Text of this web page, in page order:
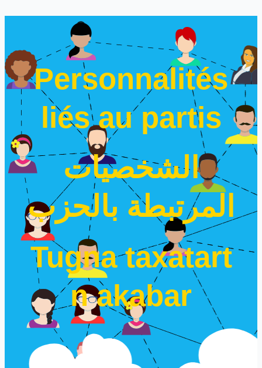
Personnalités
liés au partis
الشخصيات
المرتبطة بالحزب
Tugna taxatart
n akabar